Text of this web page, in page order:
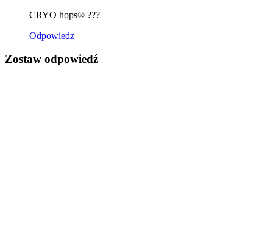
CRYO hops® ???
Odpowiedz
Zostaw odpowiedź